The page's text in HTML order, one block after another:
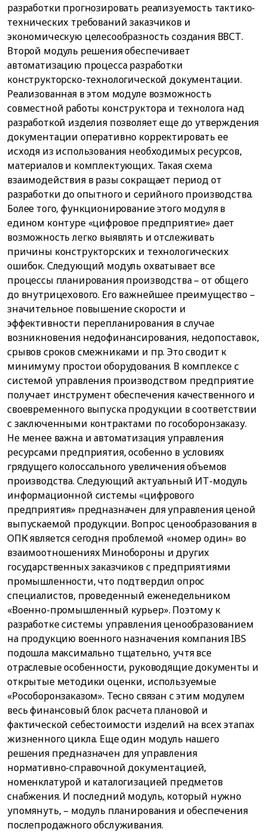
разработки прогнозировать реализуемость тактико-
технических требований заказчиков и
экономическую целесообразность создания ВВСТ.
Второй модуль решения обеспечивает
автоматизацию процесса разработки
конструкторско-технологической документации.
Реализованная в этом модуле возможность
совместной работы конструктора и технолога над
разработкой изделия позволяет еще до утверждения
документации оперативно корректировать ее
исходя из использования необходимых ресурсов,
материалов и комплектующих. Такая схема
взаимодействия в разы сокращает период от
разработки до опытного и серийного производства.
Более того, функционирование этого модуля в
едином контуре «цифровое предприятие» дает
возможность легко выявлять и отслеживать
причины конструкторских и технологических
ошибок. Следующий модуль охватывает все
процессы планирования производства – от общего
до внутрицехового. Его важнейшее преимущество –
значительное повышение скорости и
эффективности перепланирования в случае
возникновения недофинансирования, недопоставок,
срывов сроков смежниками и пр. Это сводит к
минимуму простои оборудования. В комплексе с
системой управления производством предприятие
получает инструмент обеспечения качественного и
своевременного выпуска продукции в соответствии
с заключенными контрактами по гособоронзаказу.
Не менее важна и автоматизация управления
ресурсами предприятия, особенно в условиях
грядущего колоссального увеличения объемов
производства. Следующий актуальный ИТ-модуль
информационной системы «цифрового
предприятия» предназначен для управления ценой
выпускаемой продукции. Вопрос ценообразования в
ОПК является сегодня проблемой «номер один» во
взаимоотношениях Минобороны и других
государственных заказчиков с предприятиями
промышленности, что подтвердил опрос
специалистов, проведенный еженедельником
«Военно-промышленный курьер». Поэтому к
разработке системы управления ценообразованием
на продукцию военного назначения компания IBS
подошла максимально тщательно, учтя все
отраслевые особенности, руководящие документы и
открытые методики оценки, используемые
«Рособоронзаказом». Тесно связан с этим модулем
весь финансовый блок расчета плановой и
фактической себестоимости изделий на всех этапах
жизненного цикла. Еще один модуль нашего
решения предназначен для управления
нормативно-справочной документацией,
номенклатурой и каталогизацией предметов
снабжения. И последний модуль, который нужно
упомянуть, – модуль планирования и обеспечения
послепродажного обслуживания.